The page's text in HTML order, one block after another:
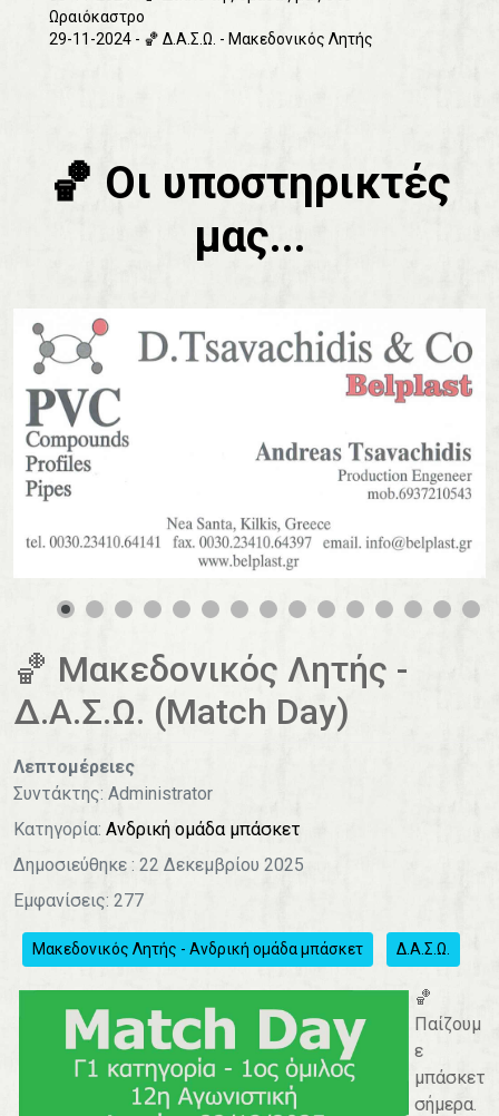
Ωραιόκαστρο
29-11-2024 - 🏀 Δ.Α.Σ.Ω. - Μακεδονικός Λητής
🏀 Οι υποστηρικτές
μας...
🏀 Μακεδονικός Λητής -
Δ.Α.Σ.Ω. (Match Day)
Λεπτομέρειες
Συντάκτης: Administrator
Κατηγορία: Ανδρική ομάδα μπάσκετ
Δημοσιεύθηκε : 22 Δεκεμβρίου 2025
Εμφανίσεις: 277
Μακεδονικός Λητής - Ανδρική ομάδα μπάσκετ Δ.Α.Σ.Ω.
🏀
Παίζουμ
ε
μπάσκετ
σήμερα.